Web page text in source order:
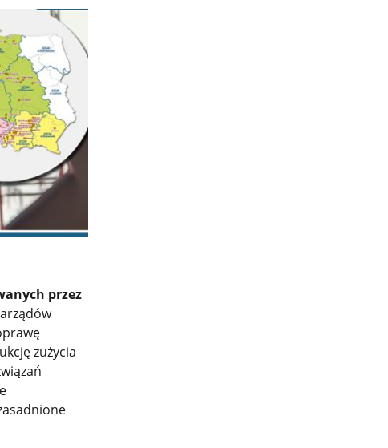
przez
zużycia